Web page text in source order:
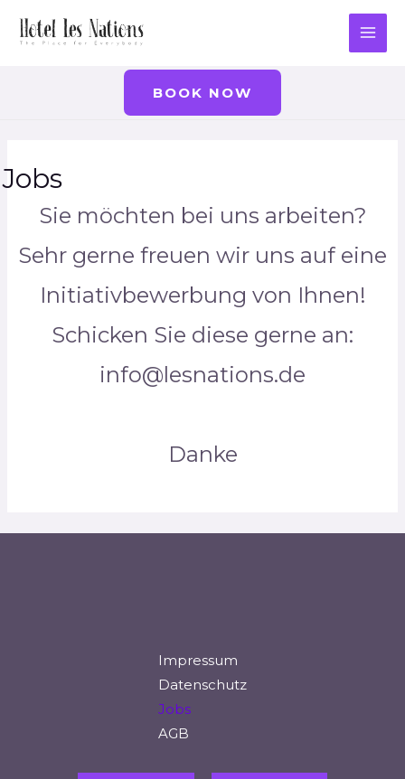
Inhalt
BOOK NOW
Jobs
Sie möchten bei uns arbeiten?
Sehr gerne freuen wir uns auf eine
Initiativbewerbung von Ihnen!
Schicken Sie diese gerne an:
info@lesnations.de
Danke
Impressum
Datenschutz
Jobs
AGB